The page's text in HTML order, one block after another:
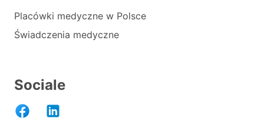
Placówki medyczne w Polsce
Świadczenia medyczne
Sociale